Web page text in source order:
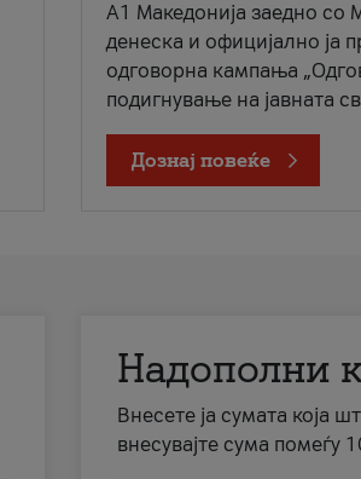
A1 Македонија заедно со
денеска и официјално ја
одговорна кампања
подигнување на јавната
Дознај повеќе
Надополни
Внесете ја сумата која
внесувајте сума помеѓу